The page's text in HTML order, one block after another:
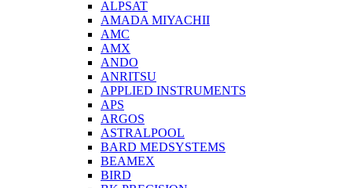
ALPSAT
AMADA MIYACHII
AMC
AMX
ANDO
ANRITSU
APPLIED INSTRUMENTS
APS
ARGOS
ASTRALPOOL
BARD MEDSYSTEMS
BEAMEX
BIRD